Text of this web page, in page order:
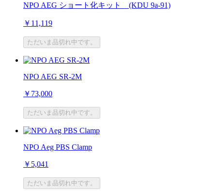
NPO AEG ショート化キット (KDU 9a-91)
￥11,119
ただいま品切れ中です。
NPO AEG SR-2M
￥73,000
ただいま品切れ中です。
NPO Aeg PBS Clamp
￥5,041
ただいま品切れ中です。